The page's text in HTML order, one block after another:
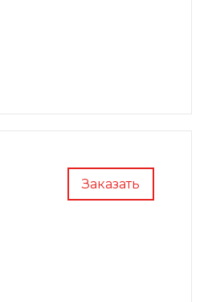
Заказать